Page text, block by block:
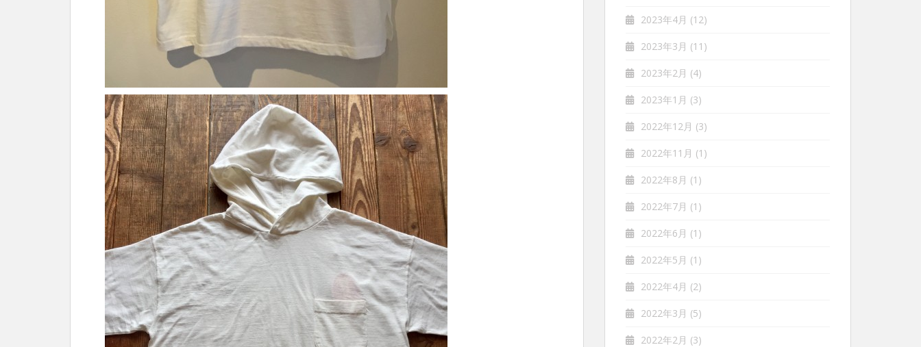
2023年4月 (12)
2023年3月 (11)
2023年2月 (4)
2023年1月 (3)
2022年12月 (3)
2022年11月 (1)
2022年8月 (1)
2022年7月 (1)
2022年6月 (1)
2022年5月 (1)
2022年4月 (2)
2022年3月 (5)
2022年2月 (3)